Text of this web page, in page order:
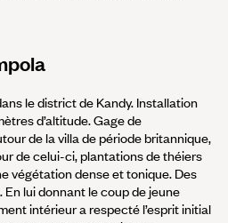
le district de Kandy. Installation
d’altitude. Gage de
de la villa de période britannique,
de celui-ci, plantations de théiers
végétation dense et tonique. Des
lui donnant le coup de jeune
intérieur a respecté l’esprit initial